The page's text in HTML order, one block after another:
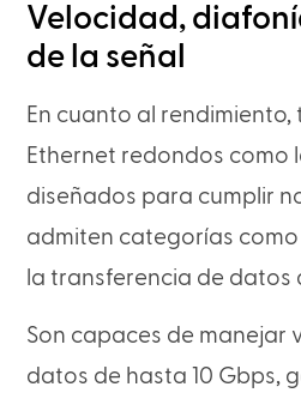
Velocidad,
de la señal
En cuanto al
Ethernet redondos como
diseñados para cumplir
admiten categorías como
la transferencia de datos
Son capaces de manejar
datos de hasta 10 Gbps,